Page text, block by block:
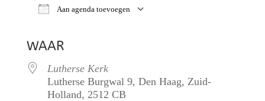
Aan agenda toevoegen
WAAR
Lutherse Kerk
Lutherse Burgwal 9, Den Haag, Zuid-
Holland, 2512 CB